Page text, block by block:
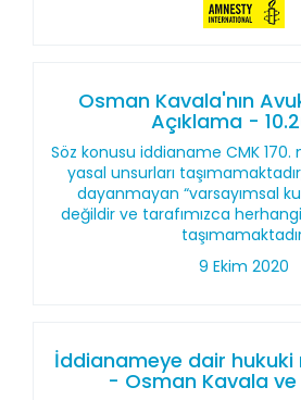
Osman Kavala'nın
Açıklama -
Söz konusu iddianame CMK
yasal unsurları
dayanmayan “varsayımsal
değildir ve tarafımızca
9 Ekim 2020
İddianameye dair hukuki
- Osman Kavala